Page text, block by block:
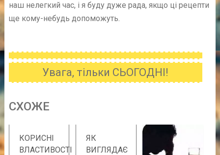
наш нелегкий час, і я буду дуже рада, якщо ці рецепти
ще кому-небудь допоможуть.
Увага, тільки СЬОГОДНІ!
CХОЖE
КОРИСНІ
ВЛАСТИВОСТІ
ЯК
ВИГЛЯДАЄ